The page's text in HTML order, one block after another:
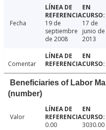
Fecha
19 de
septiembre
de 2008
17 de
junio de
2013
Comentar
Beneficiaries of Labor
(number)
Valor
0.00
3030.00